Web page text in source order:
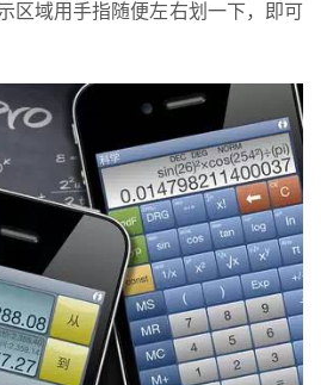
区域用手指随便左右划一下，即可